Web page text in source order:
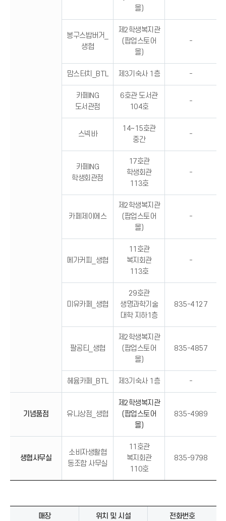
몰)
봉구스밥버거_
생협
제2학생복지관
(팝업스토어
몰)
-
맘스터치_BTL 제3기숙사 1층 -
카페ING
도서관점
6호관 도서관
104호
-
스넥바
14~15호관
중간
-
카페ING
학생회관점
17호관
학생회관
113호
-
카페제이에스
제2학생복지관
(팝업스토어
몰)
-
메가커피_생협
11호관
복지회관
113호
-
미유카페_생협
29호관
생명과학기술
대학 지하1층
835-4127
팔공티_생협
제2학생복지관
(팝업스토어
몰)
835-4857
헤윰카페_BTL 제3기숙사 1층 -
기념품점 유니상점_생협
제2학생복지관
(팝업스토어
몰)
835-4989
생협사무실
소비자생활협
동조합 사무실
11호관
복지회관
110호
835-9798
매장 위치 및 시설 전화번호